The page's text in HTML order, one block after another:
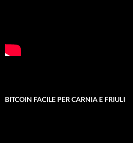
BITCOIN FACILE PER CARNIA E FRIULI